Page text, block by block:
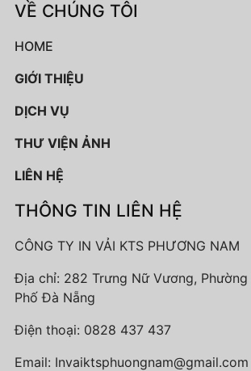
VỀ CHÚNG TÔI
HOME
GIỚI THIỆU
DỊCH VỤ
THƯ VIỆN ẢNH
LIÊN HỆ
THÔNG TIN LIÊN HỆ
CÔNG TY IN VẢI KTS PHƯƠNG NAM
Địa chỉ: 282 Trưng Nữ Vương, Phường
Phố Đà Nẵng
Điện thoại: 0828 437 437
Email: Invaiktsphuongnam@gmail.com